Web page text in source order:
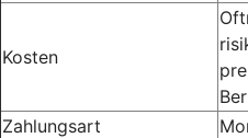
Kosten
Zahlungsart